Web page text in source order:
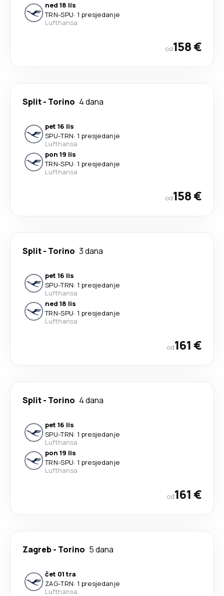
ned 18 lis
TRN-SPU· 1 presjedanje
Lufthansa
od158 €
Split- Torino 4 dana
pet 16 lis
SPU-TRN· 1 presjedanje
Lufthansa
pon 19 lis
TRN-SPU· 1 presjedanje
Lufthansa
od158 €
Split- Torino 3 dana
pet 16 lis
SPU-TRN· 1 presjedanje
Lufthansa
ned 18 lis
TRN-SPU· 1 presjedanje
Lufthansa
od161 €
Split- Torino 4 dana
pet 16 lis
SPU-TRN· 1 presjedanje
Lufthansa
pon 19 lis
TRN-SPU· 1 presjedanje
Lufthansa
od161 €
Zagreb- Torino 5 dana
čet 01 tra
ZAG-TRN· 1 presjedanje
Lufthansa